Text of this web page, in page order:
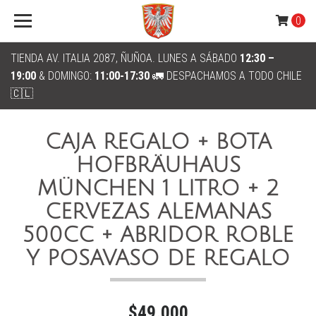
TIENDA AV. ITALIA 2087, ÑUÑOA. LUNES A SÁBADO 12:30 –
19:00 & DOMINGO: 11:00-17:30 🚛 DESPACHAMOS A TODO CHILE
🇨🇱
0
CAJA REGALO + BOTA
HOFBRÄUHAUS
MÜNCHEN 1 LITRO + 2
CERVEZAS ALEMANAS
500CC + ABRIDOR ROBLE
Y POSAVASO DE REGALO